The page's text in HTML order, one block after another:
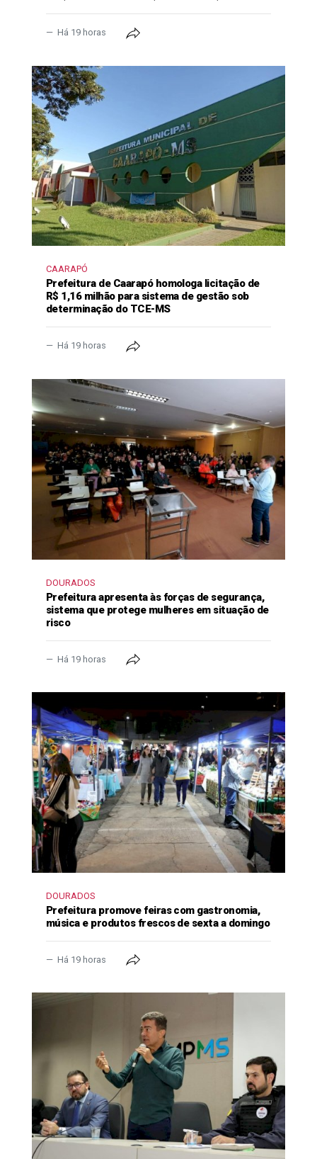
Há 19 horas
CAARAPÓ
Prefeitura de Caarapó homologa licitação de
R$ 1,16 milhão para sistema de gestão sob
determinação do TCE-MS
Há 19 horas
DOURADOS
Prefeitura apresenta às forças de segurança,
sistema que protege mulheres em situação de
risco
Há 19 horas
DOURADOS
Prefeitura promove feiras com gastronomia,
música e produtos frescos de sexta a domingo
Há 19 horas